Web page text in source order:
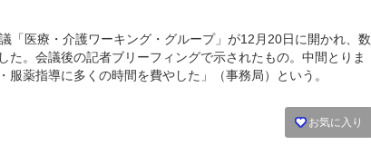
「医療・介護ワーキング・グループ」が12月20日に開かれ、数
た。会議後の記者ブリーフィングで示されたもの。中間とりま
薬指導に多くの時間を費やした」（事務局）という。
お気に入り